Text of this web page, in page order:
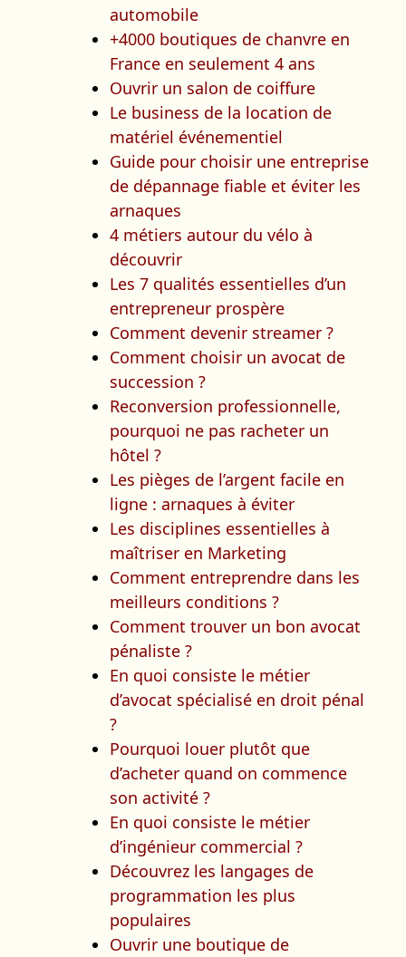
automobile
+4000 boutiques de chanvre en
France en seulement 4 ans
Ouvrir un salon de coiffure
Le business de la location de
matériel événementiel
Guide pour choisir une entreprise
de dépannage fiable et éviter les
arnaques
4 métiers autour du vélo à
découvrir
Les 7 qualités essentielles d’un
entrepreneur prospère
Comment devenir streamer ?
Comment choisir un avocat de
succession ?
Reconversion professionnelle,
pourquoi ne pas racheter un
hôtel ?
Les pièges de l’argent facile en
ligne : arnaques à éviter
Les disciplines essentielles à
maîtriser en Marketing
Comment entreprendre dans les
meilleurs conditions ?
Comment trouver un bon avocat
pénaliste ?
En quoi consiste le métier
d’avocat spécialisé en droit pénal
?
Pourquoi louer plutôt que
d’acheter quand on commence
son activité ?
En quoi consiste le métier
d’ingénieur commercial ?
Découvrez les langages de
programmation les plus
populaires
Ouvrir une boutique de